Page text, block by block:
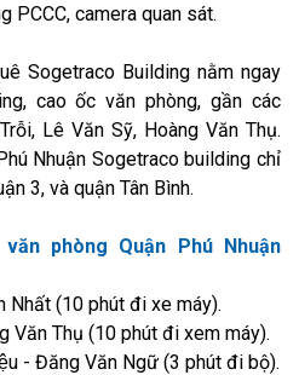
PCCC, camera quan sát.
Sogetraco Building nằm ngay
cao ốc văn phòng, gần các
Lê Văn Sỹ, Hoàng Văn Thụ.
Nhuận Sogetraco building chỉ
3, và quận Tân Bình.
phòng Quận Phú Nhuận
Nhất (10 phút đi xe máy).
Văn Thụ (10 phút đi xem máy).
- Đăng Văn Ngữ (3 phút đi bộ).